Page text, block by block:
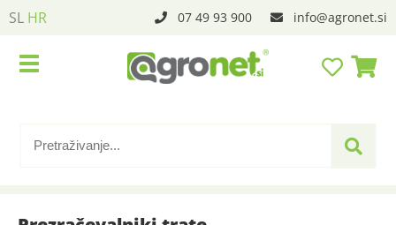
SL HR 07 49 93 900 info agronet.si